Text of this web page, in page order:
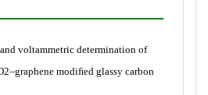
voltammetric determination of
modiﬁed glassy carbon